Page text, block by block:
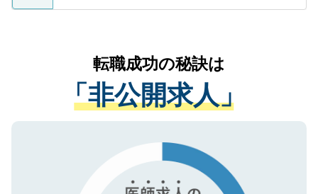
ているすべての個人データはご本人の許可
は、個人情報の取り扱いについての厳密な
管理基準を満たした事業者のみに付与され
る、プライバシーマークを取得済みです。
で、機密保持に関してもご安心ください。
かがいして、現在の医療機関の状況や紹介
経験をまじえながら、適切なアドバイスを
させていただきます。すぐにご転職をされ
ない方には、長期的なサポートが可能です
ので、まずはご登録ください。
転職成功の秘訣は
「非公開求人」